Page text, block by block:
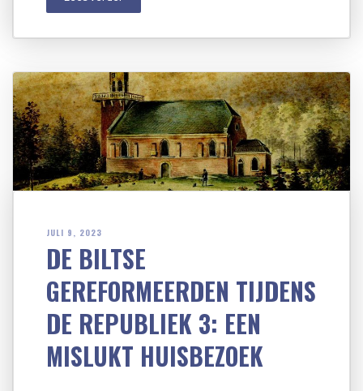
JULI 9, 2023
DE BILTSE
GEREFORMEERDEN TIJDENS
DE REPUBLIEK 3: EEN
MISLUKT HUISBEZOEK